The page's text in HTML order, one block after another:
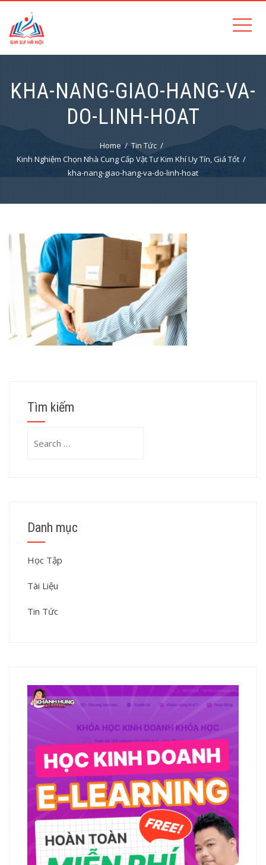
KHA-NANG-GIAO-HANG-VA-
DO-LINH-HOAT
Home
Tin Tức
Kinh Nghiệm Chọn Nhà Cung Cấp Vật Tư Kim Khí Uy Tín, Giá Tốt
kha-nang-giao-hang-va-do-linh-hoat
Tìm kiếm
Danh mục
Học Tập
Tài Liệu
Tin Tức